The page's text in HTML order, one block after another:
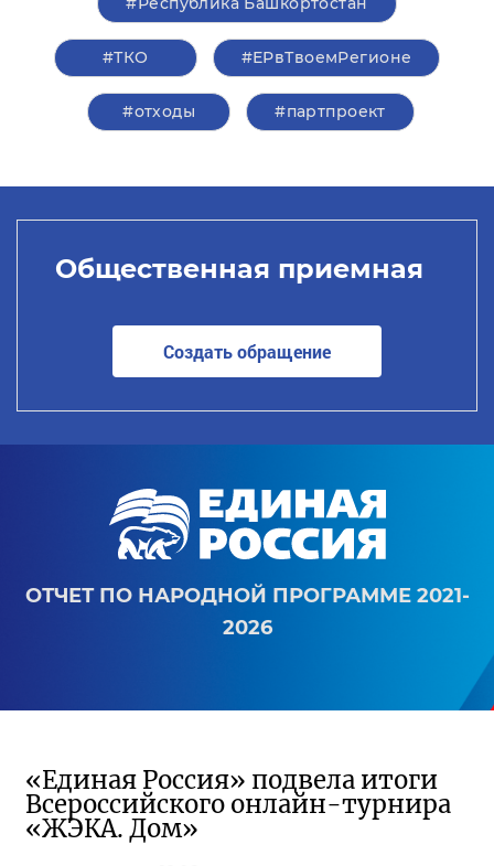
#ТКО #ЕРвТвоемРегионе
#отходы #партпроект
Общественная приемная
Создать обращение
ОТЧЕТ ПО НАРОДНОЙ ПРОГРАММЕ 2021-
2026
«Единая Россия» подвела итоги
Всероссийского онлайн-турнира
«ЖЭКА. Дом»